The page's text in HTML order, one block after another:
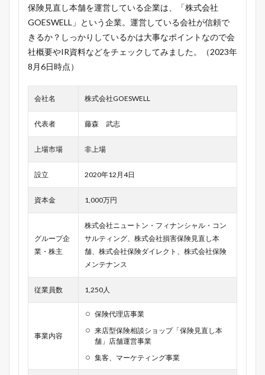
保険見直し本舗を運営している企業は、「株式会社
GOESWELL」という企業。運営している会社が信頼で
きるか？しっかりしているかは大事なポイントなので会
社概要やIR資料などをチェックしてみました。（2023年
8月6日時点）
会社名 株式会社GOESWELL
代表者 藤森 武志
上場市場 非上場
設立 2020年12月4日
資本金 1,000万円
グループ企
業・株主
株式会社ニュートン・フィナンシャル・コン
サルティング、株式会社損害保険見直し本
舗、株式会社保険ダイレクト、株式会社保険
メンテナンス
従業員数 1,250人
事業内容
保険代理店事業
来店型保険相談ショップ「保険見直し本
舗」店舗運営事業
集客、マーケティング事業